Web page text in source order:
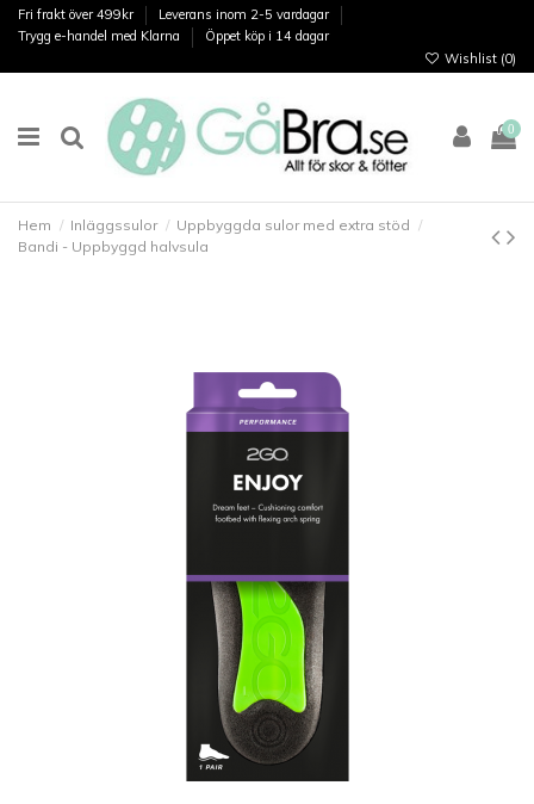
Fri frakt över 499kr
Leverans inom 2-5 vardagar
Trygg e-handel med Klarna
Öppet köp i 14 dagar
Wishlist (0)
0
Hem Inläggssulor
Uppbyggda sulor med extra stöd
Bandi - Uppbyggd halvsula